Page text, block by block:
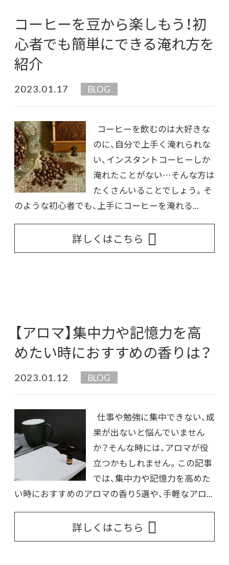
コーヒーを豆から楽しもう！初
心者でも簡単にできる淹れ方を
紹介
2023.01.17 BLOG
コーヒーを飲むのは大好きな
のに、自分で上手く淹れられな
い、インスタントコーヒーしか
淹れたことがない…そんな方は
たくさんいることでしょう。そ
のような初心者でも、上手にコーヒーを淹れる...
詳しくはこちら
【アロマ】集中力や記憶力を高
めたい時におすすめの香りは？
2023.01.12 BLOG
仕事や勉強に集中できない、成
果が出ないと悩んでいません
か？そんな時には、アロマが役
立つかもしれません。この記事
では、集中力や記憶力を高めた
い時におすすめのアロマの香り5選や、手軽なアロ...
詳しくはこちら